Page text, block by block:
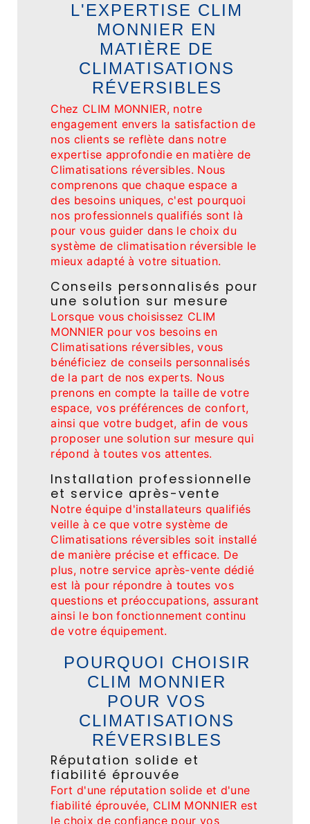
L'EXPERTISE CLIM
MONNIER EN
MATIÈRE DE
CLIMATISATIONS
RÉVERSIBLES
Chez CLIM MONNIER, notre
engagement envers la satisfaction de
nos clients se reflète dans notre
expertise approfondie en matière de
Climatisations réversibles. Nous
comprenons que chaque espace a
des besoins uniques, c'est pourquoi
nos professionnels qualifiés sont là
pour vous guider dans le choix du
système de climatisation réversible le
mieux adapté à votre situation.
Conseils personnalisés pour
une solution sur mesure
Lorsque vous choisissez CLIM
MONNIER pour vos besoins en
Climatisations réversibles, vous
bénéficiez de conseils personnalisés
de la part de nos experts. Nous
prenons en compte la taille de votre
espace, vos préférences de confort,
ainsi que votre budget, afin de vous
proposer une solution sur mesure qui
répond à toutes vos attentes.
Installation professionnelle
et service après-vente
Notre équipe d'installateurs qualifiés
veille à ce que votre système de
Climatisations réversibles soit installé
de manière précise et efficace. De
plus, notre service après-vente dédié
est là pour répondre à toutes vos
questions et préoccupations, assurant
ainsi le bon fonctionnement continu
de votre équipement.
POURQUOI CHOISIR
CLIM MONNIER
POUR VOS
CLIMATISATIONS
RÉVERSIBLES
Réputation solide et
fiabilité éprouvée
Fort d'une réputation solide et d'une
fiabilité éprouvée, CLIM MONNIER est
le choix de confiance pour vos